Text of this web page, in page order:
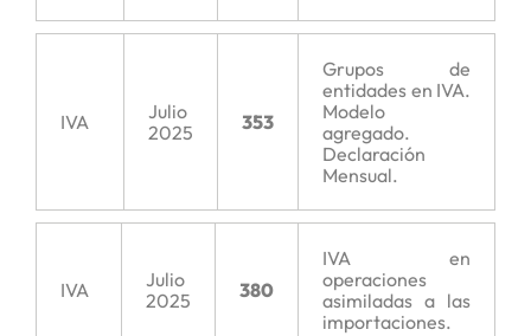
IVA
Julio
2025
353
Grupos de
entidades en IVA.
Modelo
agregado.
Declaración
Mensual.
IVA
Julio
2025
380
IVA en
operaciones
asimiladas a las
importaciones.